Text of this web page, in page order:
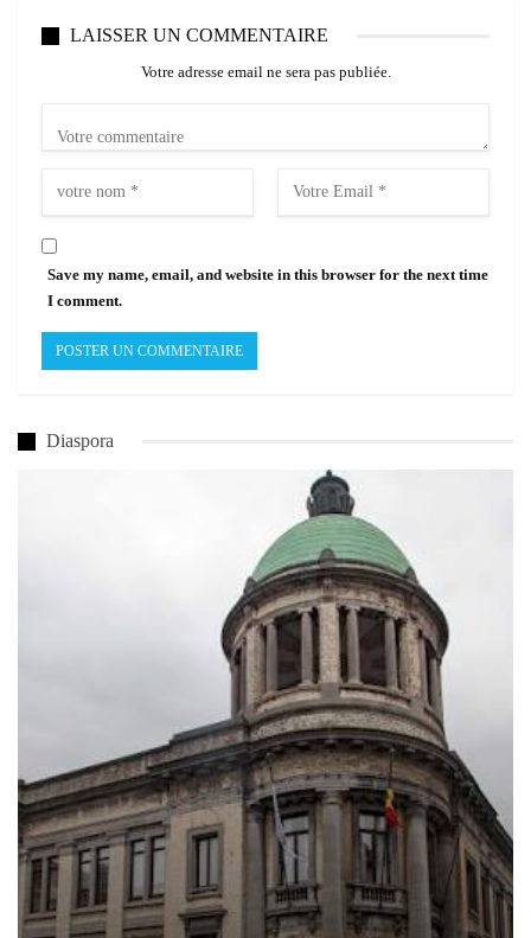
LAISSER UN COMMENTAIRE
Votre adresse email ne sera pas publiée.
Save my name, email, and website in this browser for the next time
I comment.
Diaspora